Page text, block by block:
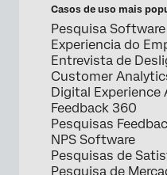
Casos de uso mais
Pesquisa Software
Experiencia do
Entrevista de
Customer
Digital Experience
Feedback 360
Pesquisas
NPS Software
Pesquisas de
Pesquisa de